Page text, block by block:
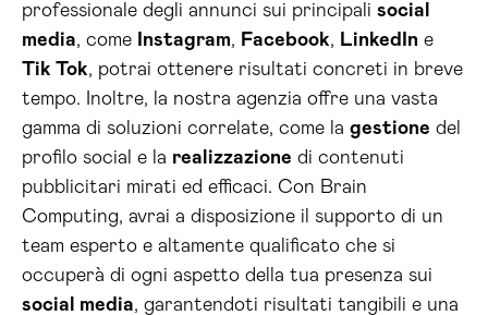
professionale degli annunci sui principali social
media, come Instagram, Facebook, LinkedIn e
Tik Tok, potrai ottenere risultati concreti in breve
tempo. Inoltre, la nostra agenzia offre una vasta
gamma di soluzioni correlate, come la gestione del
profilo social e la realizzazione di contenuti
pubblicitari mirati ed efficaci. Con Brain
Computing, avrai a disposizione il supporto di un
team esperto e altamente qualificato che si
occuperà di ogni aspetto della tua presenza sui
social media, garantendoti risultati tangibili e una